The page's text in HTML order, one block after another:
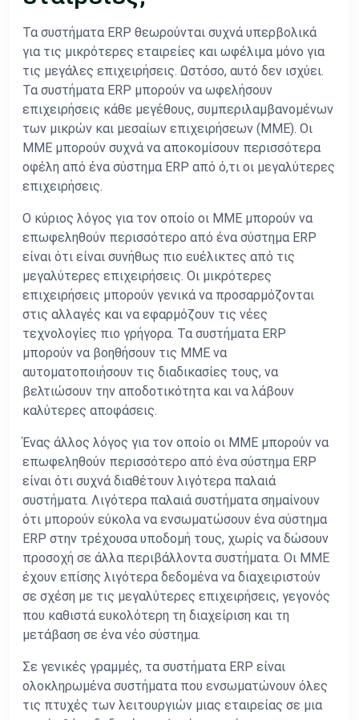
Τα συστήματα ERP θεωρούνται συχνά υπερβολικά
για τις μικρότερες εταιρείες και ωφέλιμα μόνο για
τις μεγάλες επιχειρήσεις. Ωστόσο, αυτό δεν ισχύει.
Τα συστήματα ERP μπορούν να ωφελήσουν
επιχειρήσεις κάθε μεγέθους, συμπεριλαμβανομένων
των μικρών και μεσαίων επιχειρήσεων (ΜΜΕ). Οι
ΜΜΕ μπορούν συχνά να αποκομίσουν περισσότερα
οφέλη από ένα σύστημα ERP από ό,τι οι μεγαλύτερες
επιχειρήσεις.
Ο κύριος λόγος για τον οποίο οι ΜΜΕ μπορούν να
επωφεληθούν περισσότερο από ένα σύστημα ERP
είναι ότι είναι συνήθως πιο ευέλικτες από τις
μεγαλύτερες επιχειρήσεις. Οι μικρότερες
επιχειρήσεις μπορούν γενικά να προσαρμόζονται
στις αλλαγές και να εφαρμόζουν τις νέες
τεχνολογίες πιο γρήγορα. Τα συστήματα ERP
μπορούν να βοηθήσουν τις ΜΜΕ να
αυτοματοποιήσουν τις διαδικασίες τους, να
βελτιώσουν την αποδοτικότητα και να λάβουν
καλύτερες αποφάσεις.
Ένας άλλος λόγος για τον οποίο οι ΜΜΕ μπορούν να
επωφεληθούν περισσότερο από ένα σύστημα ERP
είναι ότι συχνά διαθέτουν λιγότερα παλαιά
συστήματα. Λιγότερα παλαιά συστήματα σημαίνουν
ότι μπορούν εύκολα να ενσωματώσουν ένα σύστημα
ERP στην τρέχουσα υποδομή τους, χωρίς να δώσουν
προσοχή σε άλλα περιβάλλοντα συστήματα. Οι ΜΜΕ
έχουν επίσης λιγότερα δεδομένα να διαχειριστούν
σε σχέση με τις μεγαλύτερες επιχειρήσεις, γεγονός
που καθιστά ευκολότερη τη διαχείριση και τη
μετάβαση σε ένα νέο σύστημα.
Σε γενικές γραμμές, τα συστήματα ERP είναι
ολοκληρωμένα συστήματα που ενσωματώνουν όλες
τις πτυχές των λειτουργιών μιας εταιρείας σε μια